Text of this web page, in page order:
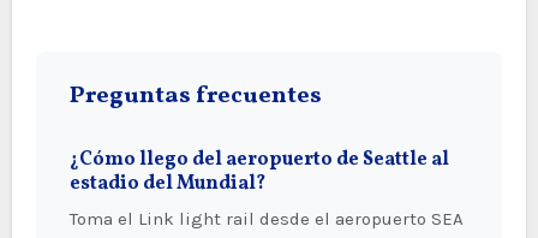
Preguntas frecuentes
¿Cómo llego del aeropuerto de Seattle al
estadio del Mundial?
Toma el Link light rail desde el aeropuerto SEA